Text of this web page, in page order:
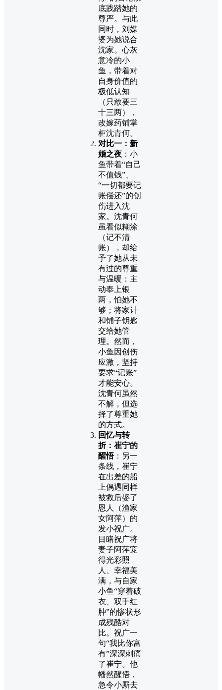
底践踏她的
尊严。与此
同时，刘媒
婆为她说合
沈家。心灰
意冷的小
鱼，带着对
自身价值的
极低认知
（只敢要三
十三两），
改嫁药铺掌
柜沈青何。
对比一：新
婚之夜 ：小
鱼带着“自己
不值钱”、
“一切都要记
账偿还”的创
伤进入沈
家。沈青何
虽看似糊涂
（记不清
账），却给
予了她从未
有过的尊重
与温暖：主
动奉上银
两，怕她不
够；将家计
和铺子钥匙
交给她管
理。然而，
小鱼因创伤
应激，坚持
要求“记账”
才能安心。
沈青何虽然
不解，但选
择了尊重她
的方式。
回忆与转
折：崔宁的
醒悟：另一
条线，崔宁
在出差的船
上偶遇同样
被救后娶了
恩人（渔家
女阿萍）的
发小祝广。
目睹祝广将
妻子阿萍宠
得光彩照
人、幸福美
满，与自家
小鱼“穿着破
衣、双手红
肿”的惨状形
成残酷对
比。祝广一
句“我比你富
有”深深刺痛
了崔宁。他
幡然醒悟，
急令小厮去